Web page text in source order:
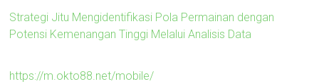
Strategi Jitu Mengidentifikasi Pola Permainan dengan
Potensi Kemenangan Tinggi Melalui Analisis Data
https://m.okto88.net/mobile/